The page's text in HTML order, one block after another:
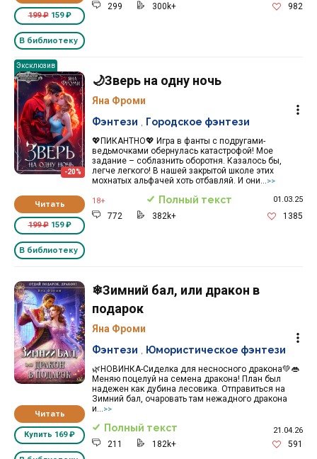
199 ₽159 ₽
В библиотеку
299 300k+ 982
Эксклюзив
-20%
Читать
199 ₽159 ₽
В библиотеку
🌙Зверь на одну ночь
Яна Фроми
💖ПИКАНТНО💖 Игра в фанты с подругами-
ведьмочками обернулась катастрофой! Мое
задание – соблазнить оборотня. Казалось бы,
легче легкого! В нашей закрытой школе этих
мохнатых альфачей хоть отбавляй. И они...
>>
Фэнтези Городское фэнтези
18+ Полный текст 01.03.25
772 382k+ 1385
Читать
Купить 169 ₽
❄Зимний бал, или дракон в
подарок
Яна Фроми
🌿НОВИНКА-Сиделка для несносного дракона💚👄
Меняю поцелуй на семена дракона! План был
надежен как дубина лесовика. Отправиться на
Зимний бал, очаровать там нежадного дракона
и...
>>
Фэнтези Юмористическое фэнтези
Полный текст 21.04.26
211 182k+ 591